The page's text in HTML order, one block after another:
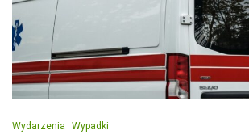
Wydarzenia Wypadki